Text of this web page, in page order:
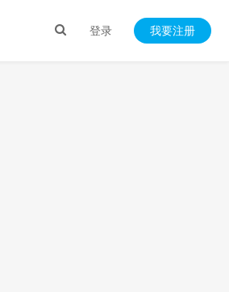
登录 我要注册